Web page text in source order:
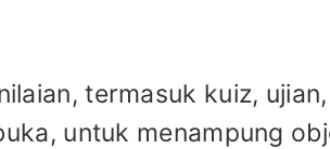
termasuk kuiz, ujian,
untuk menampung